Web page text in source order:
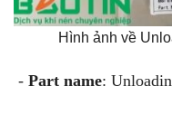
Hình ảnh về
- Part name: